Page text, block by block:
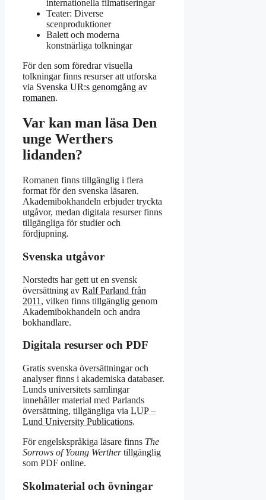
internationella filmatiseringar
Teater: Diverse
scenproduktioner
Balett och moderna
konstnärliga tolkningar
För den som föredrar visuella
tolkningar finns resurser att utforska
via Svenska UR:s genomgång av
romanen.
Var kan man läsa Den
unge Werthers
lidanden?
Romanen finns tillgänglig i flera
format för den svenska läsaren.
Akademibokhandeln erbjuder tryckta
utgåvor, medan digitala resurser finns
tillgängliga för studier och
fördjupning.
Svenska utgåvor
Norstedts har gett ut en svensk
översättning av Ralf Parland från
2011 , vilken finns tillgänglig genom
Akademibokhandeln och andra
bokhandlare.
Digitala resurser och PDF
Gratis svenska översättningar och
analyser finns i akademiska databaser.
Lunds universitets samlingar
innehåller material med Parlands
översättning, tillgängliga via LUP –
Lund University Publications.
För engelskspråkiga läsare finns The
Sorrows of Young Werthertillgänglig
som PDF online.
Skolmaterial och övningar